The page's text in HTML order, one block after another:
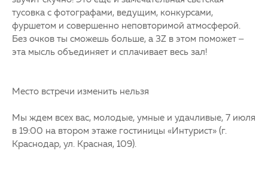
тусовка с фотографами, ведущим, конкурсами,
фуршетом и совершенно неповторимой атмосферой.
Без очков ты сможешь больше, а 3Z в этом поможет –
эта мысль объединяет и сплачивает весь зал!
Место встречи изменить нельзя
Мы ждем всех вас, молодые, умные и удачливые, 7 июля
в 19:00 на втором этаже гостиницы «Интурист» (г.
Краснодар, ул. Красная, 109).